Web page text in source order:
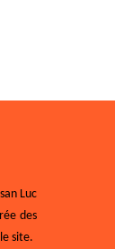
Luc
des
site.